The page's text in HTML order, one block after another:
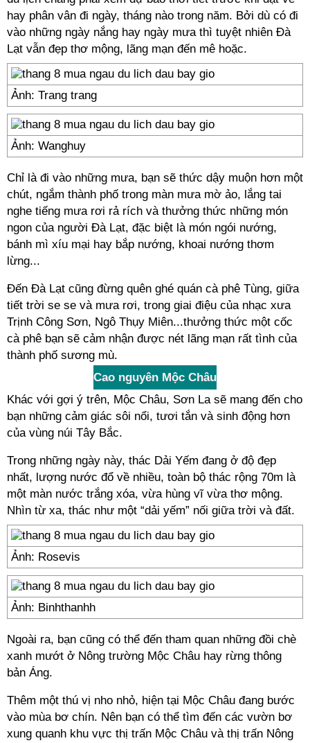
hay phân vân đi ngày, tháng nào trong năm. Bởi dù có đi
vào những ngày nắng hay ngày mưa thì tuyệt nhiên Đà
Lạt vẫn đẹp thơ mộng, lãng mạn đến mê hoặc.
Ảnh: Trang trang
Ảnh: Wanghuy
Chỉ là đi vào những mưa, bạn sẽ thức dậy muộn hơn một
chút, ngắm thành phố trong màn mưa mờ ảo, lắng tai
nghe tiếng mưa rơi rả rích và thưởng thức những món
ngon của người Đà Lạt, đặc biệt là món ngói nướng,
bánh mì xíu mại hay bắp nướng, khoai nướng thơm
lừng...
Đến Đà Lạt cũng đừng quên ghé quán cà phê Tùng, giữa
tiết trời se se và mưa rơi, trong giai điệu của nhạc xưa
Trịnh Công Sơn, Ngô Thụy Miên...thưởng thức một cốc
cà phê bạn sẽ cảm nhận được nét lãng mạn rất tình của
thành phố sương mù.
Cao nguyên Mộc Châu
Khác với gợi ý trên, Mộc Châu, Sơn La sẽ mang đến cho
bạn những cảm giác sôi nổi, tươi tắn và sinh động hơn
của vùng núi Tây Bắc.
Trong những ngày này, thác Dải Yếm đang ở độ đẹp
nhất, lượng nước đổ về nhiều, toàn bộ thác rộng 70m là
một màn nước trắng xóa, vừa hùng vĩ vừa thơ mộng.
Nhìn từ xa, thác như một “dải yếm” nối giữa trời và đất.
Ảnh: Rosevis
Ảnh: Binhthanhh
Ngoài ra, bạn cũng có thể đến tham quan những đồi chè
xanh mướt ở Nông trường Mộc Châu hay rừng thông
bản Áng.
Thêm một thú vị nho nhỏ, hiện tại Mộc Châu đang bước
vào mùa bơ chín. Nên bạn có thể tìm đến các vườn bơ
xung quanh khu vực thị trấn Mộc Châu và thị trấn Nông